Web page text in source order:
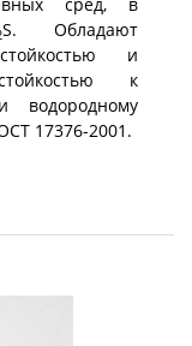
S. Обладают
и
к
водородному
17376-2001.